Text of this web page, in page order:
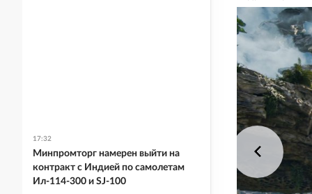
17:32
Минпромторг намерен выйти на
контракт с Индией по самолетам
Ил-114-300 и SJ-100